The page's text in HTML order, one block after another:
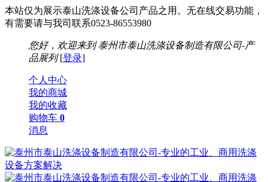
本站仅为展示泰山洗涤设备公司产品之用。无在线交易功能，
有需要请与我司联系0523-86553980
您好，欢迎来到 泰州市泰山洗涤设备制造有限公司-产
品展列[登录]
个人中心
我的商城
我的收藏
购物车 0
消息